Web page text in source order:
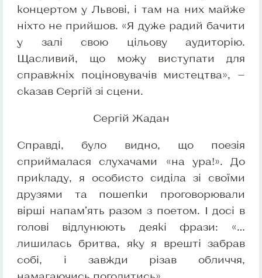
концертом у Львові, і там на них майже
ніхто не прийшов. «Я дуже радий бачити
у залі свою цільову аудиторію.
Щасливий, що можу виступати для
справжніх поціновувачів мистецтва», —
сказав Сергій зі сцени.
Сергій Жадан
Справді, було видно, що поезія
сприймалася слухачами «на ура!». До
прикладу, я особисто сиділа зі своїми
друзями та пошепки проговорювали
вірші напам’ять разом з поетом. І досі в
голові відлунюють деякі фрази: «…
лишилась бритва, яку я врешті забрав
собі, і завжди різав обличчя,